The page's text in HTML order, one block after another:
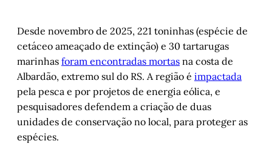
Desde novembro de 2025, 221 toninhas (espécie de
cetáceo ameaçado de extinção) e 30 tartarugas
marinhas foram encontradas mortas na costa de
Albardão, extremo sul do RS. A região é impactada
pela pesca e por projetos de energia eólica, e
pesquisadores defendem a criação de duas
unidades de conservação no local, para proteger as
espécies.